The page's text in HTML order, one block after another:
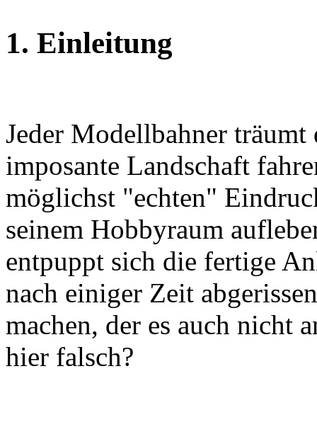
1. Einleitung
Jeder Modellbahner
imposante Landschaft
möglichst "echten"
seinem Hobbyraum
entpuppt sich die fertige
nach einiger Zeit
machen, der es auch nicht
hier falsch?